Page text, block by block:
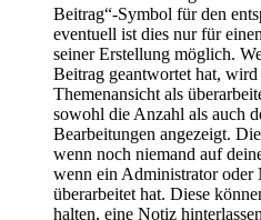
Beitrag“-Symbol für den
eventuell ist dies nur für
seiner Erstellung möglich.
Beitrag geantwortet hat,
Themenansicht als
sowohl die Anzahl als auch
Bearbeitungen angezeigt.
wenn noch niemand auf
wenn ein Administrator oder
überarbeitet hat. Diese
halten, eine Notiz